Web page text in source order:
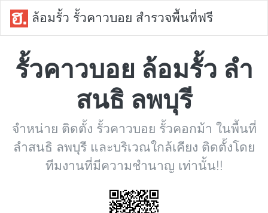
ล้อมรั้ว รั้วคาวบอย สำรวจพื้นที่ฟรี
รั้วคาวบอย ล้อมรั้ว ลำ
สนธิ ลพบุรี
จำหน่าย ติดตั้ง รั้วคาวบอย รั้วคอกม้า ในพื้นที่
ลำสนธิ ลพบุรี และบริเวณใกล้เคียง ติดตั้งโดย
ทีมงานที่มีความชำนาญ เท่านั้น!!